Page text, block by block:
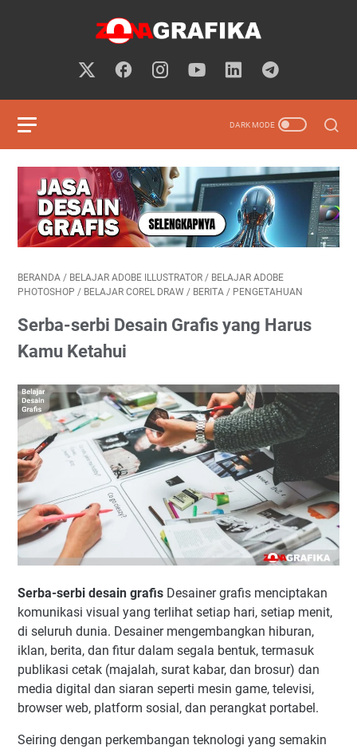
BERANDA / BELAJAR ADOBE ILLUSTRATOR / BELAJAR ADOBE
PHOTOSHOP / BELAJAR COREL DRAW / BERITA / PENGETAHUAN
Serba-serbi Desain Grafis yang Harus
Kamu Ketahui
Serba-serbi desain grafis Desainer grafis menciptakan
komunikasi visual yang terlihat setiap hari, setiap menit,
di seluruh dunia. Desainer mengembangkan hiburan,
iklan, berita, dan fitur dalam segala bentuk, termasuk
publikasi cetak (majalah, surat kabar, dan brosur) dan
media digital dan siaran seperti mesin game, televisi,
browser web, platform sosial, dan perangkat portabel.
Seiring dengan perkembangan teknologi yang semakin